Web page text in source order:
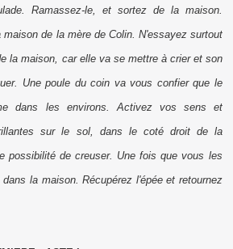
Ramassez-le, et sortez de la maison.
de la mère de Colin. N'essayez surtout
la maison, car elle va se mettre à crier et son
Une poule du coin va vous confier que le
dans les environs. Activez vos sens et
sur le sol, dans le coté droit de la
possibilité de creuser. Une fois que vous les
la maison. Récupérez l'épée et retournez